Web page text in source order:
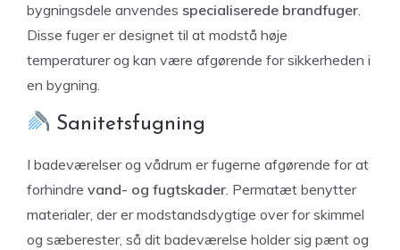
bygningsdele anvendes specialiserede brandfuger.
Disse fuger er designet til at modstå høje
temperaturer og kan være afgørende for sikkerheden i
en bygning.
Sanitetsfugning
I badeværelser og vådrum er fugerne afgørende for at
forhindre vand- og fugtskader. Permatæt benytter
materialer, der er modstandsdygtige over for skimmel
og sæberester, så dit badeværelse holder sig pænt og